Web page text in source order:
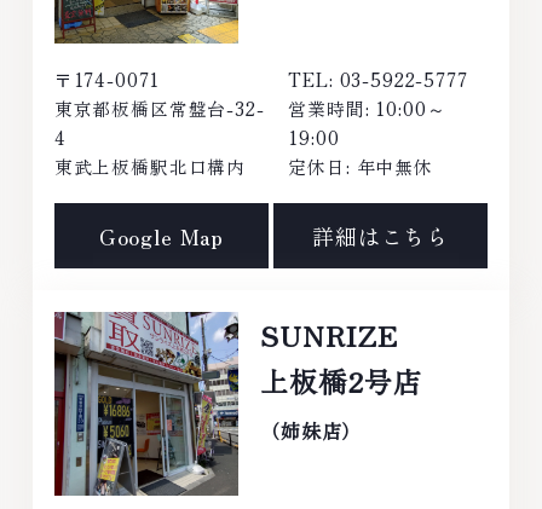
〒174-0071
東京都板橋区常盤台-32-
4
東武上板橋駅北口構内
TEL: 03-5922-5777
営業時間: 10:00～
19:00
定休日: 年中無休
Google Map 詳細はこちら
SUNRIZE
上板橋2号店
（姉妹店）